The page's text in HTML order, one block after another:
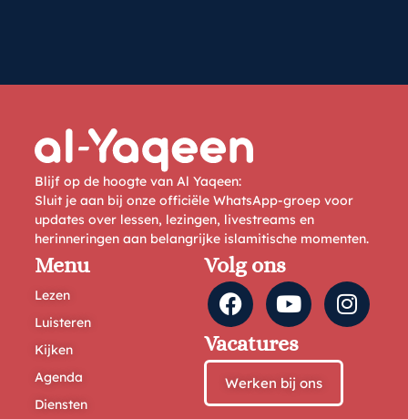
Blijf op de hoogte van Al Yaqeen:
Sluit je aan bij onze officiële WhatsApp-groep voor
updates over lessen, lezingen, livestreams en
herinneringen aan belangrijke islamitische momenten.
Menu
Lezen
Luisteren
Kijken
Agenda
Diensten
Volg ons
Vacatures
Werken bij ons